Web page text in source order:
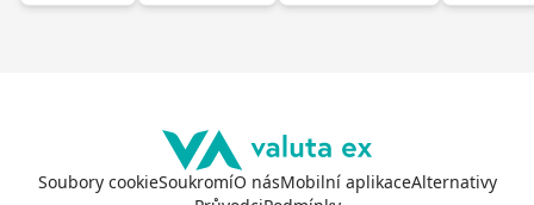
Soubory cookieSoukromíO násMobilní aplikaceAlternativy